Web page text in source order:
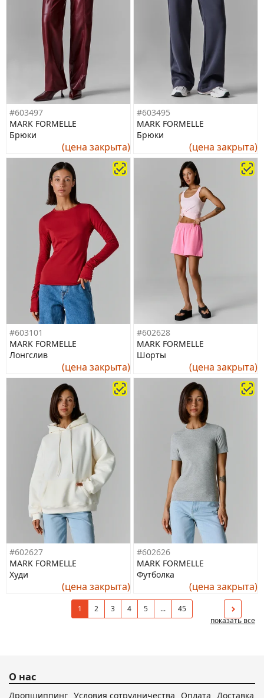
#603497
MARK FORMELLE
Брюки
(цена закрыта)
#603495
MARK FORMELLE
Брюки
(цена закрыта)
#603101
MARK FORMELLE
Лонгслив
(цена закрыта)
#602628
MARK FORMELLE
Шорты
(цена закрыта)
#602627
MARK FORMELLE
Худи
(цена закрыта)
#602626
MARK FORMELLE
Футболка
(цена закрыта)
1 2 3 4 5 ...
45
показать все
О нас
Дропшиппинг Условия сотрудничества Оплата Доставка